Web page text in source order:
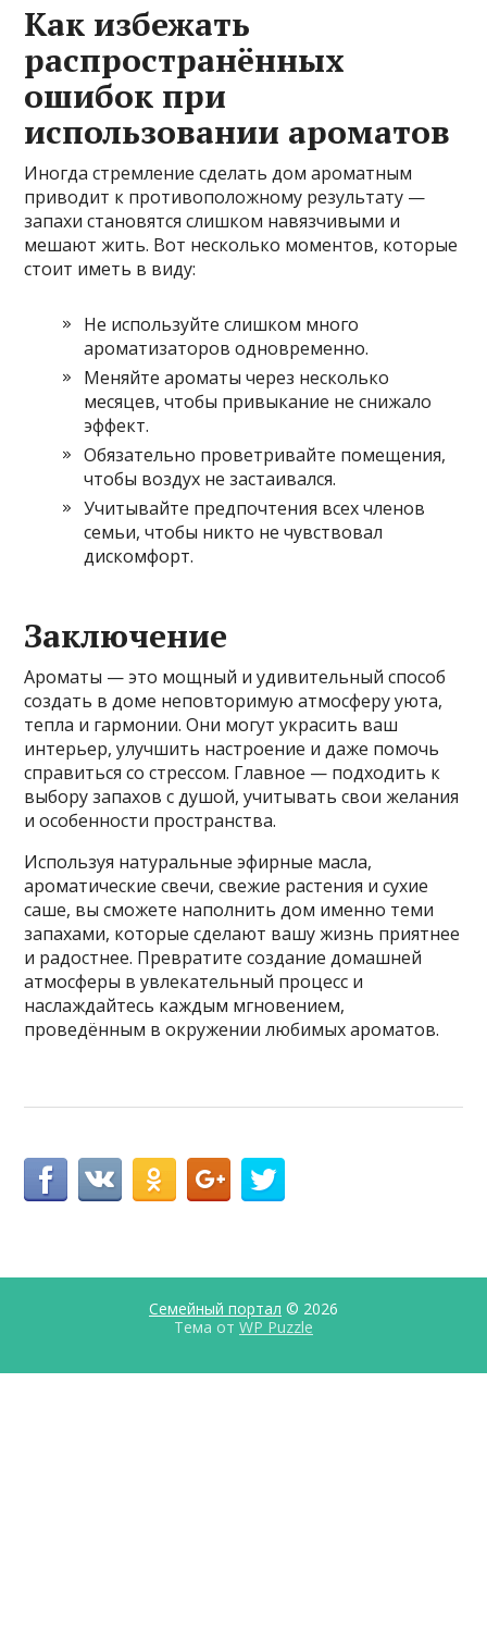
Как избежать
распространённых
ошибок при
использовании ароматов
Иногда стремление сделать дом ароматным
приводит к противоположному результату —
запахи становятся слишком навязчивыми и
мешают жить. Вот несколько моментов, которые
стоит иметь в виду:
Не используйте слишком много
ароматизаторов одновременно.
Меняйте ароматы через несколько
месяцев, чтобы привыкание не снижало
эффект.
Обязательно проветривайте помещения,
чтобы воздух не застаивался.
Учитывайте предпочтения всех членов
семьи, чтобы никто не чувствовал
дискомфорт.
Заключение
Ароматы — это мощный и удивительный способ
создать в доме неповторимую атмосферу уюта,
тепла и гармонии. Они могут украсить ваш
интерьер, улучшить настроение и даже помочь
справиться со стрессом. Главное — подходить к
выбору запахов с душой, учитывать свои желания
и особенности пространства.
Используя натуральные эфирные масла,
ароматические свечи, свежие растения и сухие
саше, вы сможете наполнить дом именно теми
запахами, которые сделают вашу жизнь приятнее
и радостнее. Превратите создание домашней
атмосферы в увлекательный процесс и
наслаждайтесь каждым мгновением,
проведённым в окружении любимых ароматов.
Семейный портал © 2026
Тема от WP Puzzle